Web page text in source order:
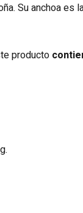
Su anchoa es
producto